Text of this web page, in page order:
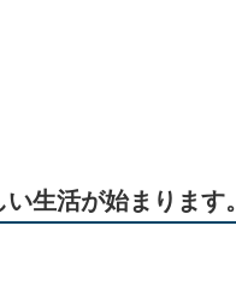
生活が始まります。